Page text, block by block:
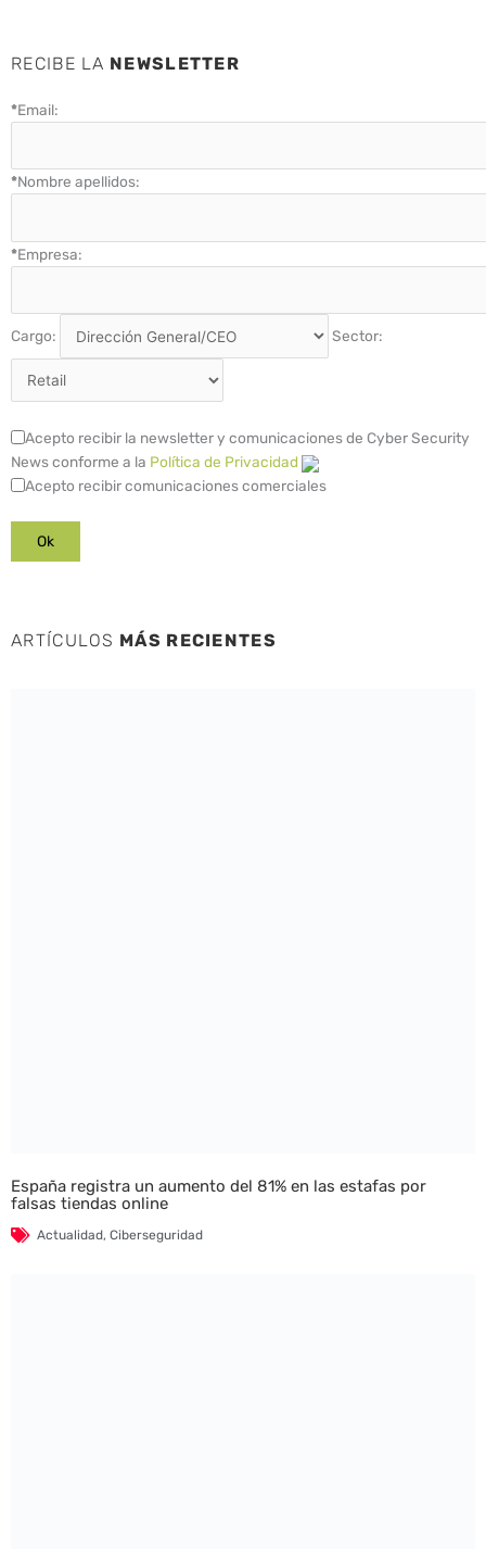
RECIBE LA NEWSLETTER
*Email:
*Nombre apellidos:
*Empresa:
Cargo: Sector:
Acepto recibir la newsletter y comunicaciones de Cyber Security
News conforme a la Política de Privacidad
Acepto recibir comunicaciones comerciales
ARTÍCULOS MÁS RECIENTES
España registra un aumento del 81% en las estafas por
falsas tiendas online
Actualidad, Ciberseguridad